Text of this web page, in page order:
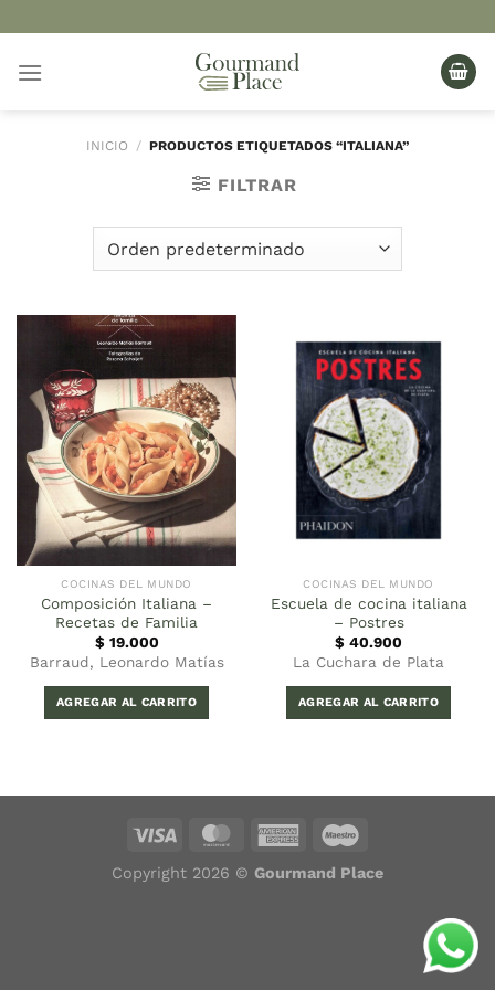
al
contenido
INICIO / PRODUCTOS ETIQUETADOS “ITALIANA”
FILTRAR
COCINAS DEL MUNDO
Composición Italiana –
Recetas de Familia
$ 19.000
Barraud, Leonardo Matías
AGREGAR AL CARRITO
COCINAS DEL MUNDO
Escuela de cocina italiana
– Postres
$ 40.900
La Cuchara de Plata
AGREGAR AL CARRITO
Copyright 2026 © Gourmand Place